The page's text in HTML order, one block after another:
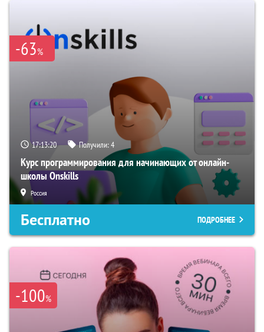
-63%
17:13:19 Получили:4
Курс программирования для начинающих от онлайн-
школы Onskills
Россия
Бесплатно ПОДРОБНЕЕ
-100%